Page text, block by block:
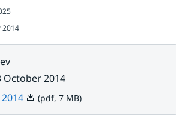
2014
October 2014
Pdf, 7 MB.
(pdf, 7 MB)